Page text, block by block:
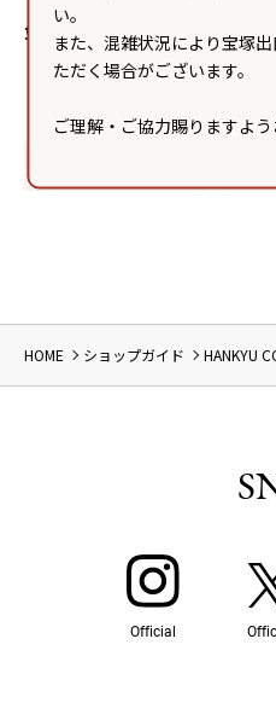
い。
また、混雑状況により宝塚
ただく場合がございます。
ご理解・ご協力賜りますよう
免税 TAX FREE
HOME ショップガイド HANKYU
Official